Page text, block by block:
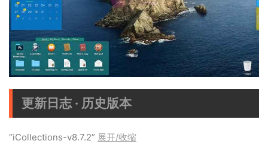
更新日志 · 历史版本
“iCollections-v8.7.2” 展开/收缩